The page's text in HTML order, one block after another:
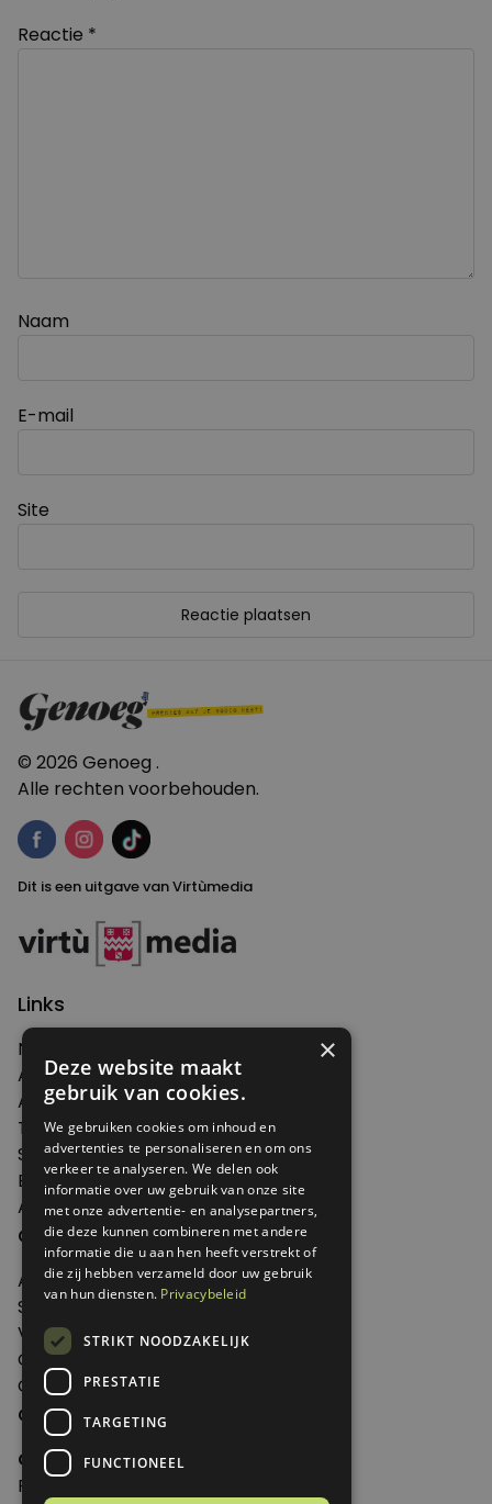
Reactie *
Naam
E-mail
Site
© 2026 Genoeg .
Alle rechten voorbehouden.
Dit is een uitgave van Virtùmedia
Links
Nieuws
Artikelen
Agenda
Thema's
Shop
Edities
Abonneren
Over Genoeg
Adverteren
Samenwerken
Verkooppunten
Over Genoeg
Contact
Contactgegevens
Genoeg
Postbus 595 - 3700 AN Zeist
×
Deze website maakt
gebruik van cookies.
We gebruiken cookies om inhoud en
advertenties te personaliseren en om ons
verkeer te analyseren. We delen ook
informatie over uw gebruik van onze site
met onze advertentie- en analysepartners,
die deze kunnen combineren met andere
informatie die u aan hen heeft verstrekt of
die zij hebben verzameld door uw gebruik
van hun diensten. Privacybeleid
STRIKT NOODZAKELIJK
PRESTATIE
TARGETING
FUNCTIONEEL